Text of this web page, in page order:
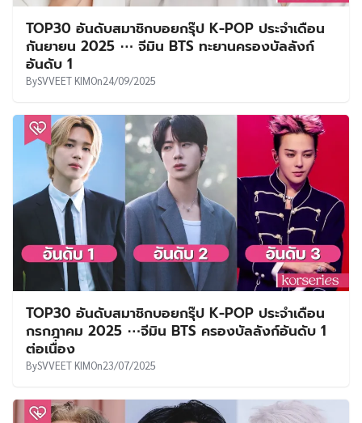
TOP30 อันดับสมาชิกบอยกรุ๊ป K-POP ประจำเดือน
กันยายน 2025 ⋯ จีมิน BTS ทะยานครองบัลลังก์
อันดับ 1
BySVVEET KIMOn24/09/2025
TOP30 อันดับสมาชิกบอยกรุ๊ป K-POP ประจำเดือน
กรกฎาคม 2025 ⋯จีมิน BTS ครองบัลลังก์อันดับ 1
ต่อเนื่อง
BySVVEET KIMOn23/07/2025